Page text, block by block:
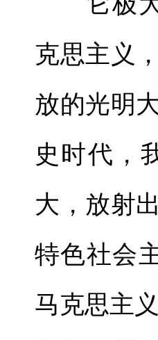
克思主义
放的光明
史时代，
大，放射
特色社会
马克思主